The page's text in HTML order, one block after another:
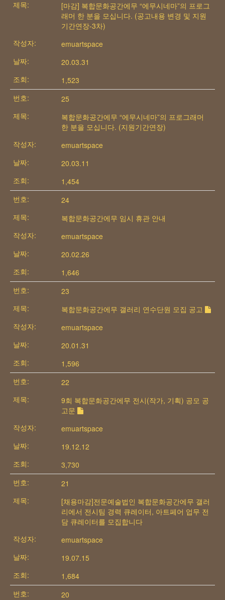
[마감] 복합문화공간에무 “에무시네마”의 프로그
래머 한 분을 모십니다. (공고내용 변경 및 지원
기간연장-3차)
emuartspace
20.03.31
1,523
25
복합문화공간에무 “에무시네마”의 프로그래머
한 분을 모십니다. (지원기간연장)
emuartspace
20.03.11
1,454
24
복합문화공간에무 임시 휴관 안내
emuartspace
20.02.26
1,646
23
복합문화공간에무 갤러리 연수단원 모집 공고
emuartspace
20.01.31
1,596
22
9회 복합문화공간에무 전시(작가, 기획) 공모 공
고문
emuartspace
19.12.12
3,730
21
[채용마감]전문예술법인 복합문화공간에무 갤러
리에서 전시팀 경력 큐레이터, 아트페어 업무 전
담 큐레이터를 모집합니다
emuartspace
19.07.15
1,684
20